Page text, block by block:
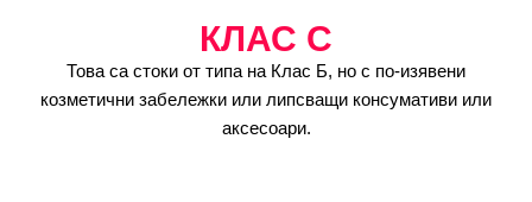
КЛАС C
Това са стоки от типа на Клас Б, но с по-изявени
козметични забележки или липсващи консумативи или
аксесоари.